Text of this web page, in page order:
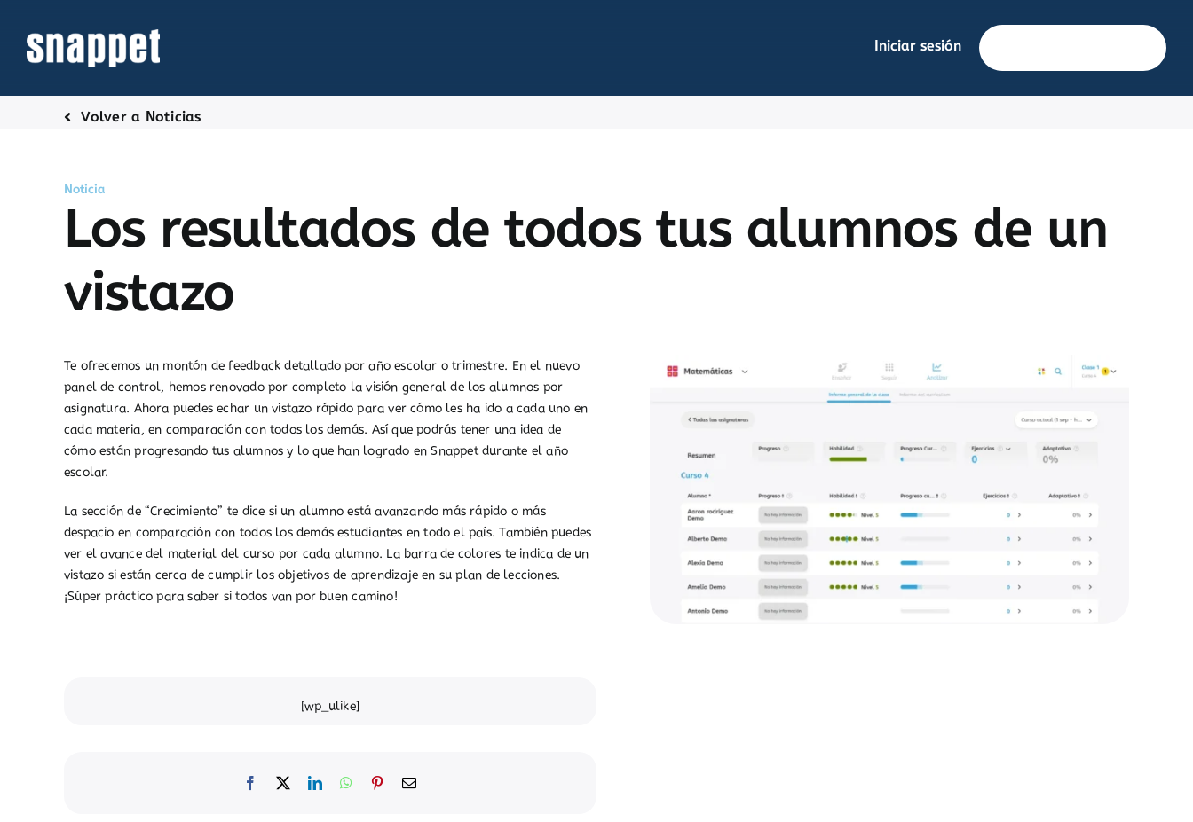
contenido
Iniciar sesión
Volver a Noticias
Noticia
Los resultados de todos tus alumnos de un
vistazo
Te ofrecemos un montón de feedback detallado por año escolar o trimestre. En el nuevo
panel de control, hemos renovado por completo la visión general de los alumnos por
asignatura. Ahora puedes echar un vistazo rápido para ver cómo les ha ido a cada uno en
cada materia, en comparación con todos los demás. Así que podrás tener una idea de
cómo están progresando tus alumnos y lo que han logrado en Snappet durante el año
escolar.
La sección de “Crecimiento” te dice si un alumno está avanzando más rápido o más
despacio en comparación con todos los demás estudiantes en todo el país. También puedes
ver el avance del material del curso por cada alumno. La barra de colores te indica de un
vistazo si están cerca de cumplir los objetivos de aprendizaje en su plan de lecciones.
¡Súper práctico para saber si todos van por buen camino!
[wp_ulike]